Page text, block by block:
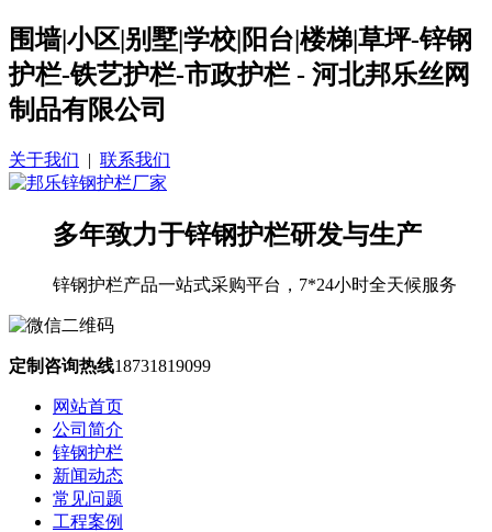
围墙|小区|别墅|学校|阳台|楼梯|草坪-锌钢
护栏-铁艺护栏-市政护栏 - 河北邦乐丝网
制品有限公司
关于我们 | 联系我们
多年致力于锌钢护栏研发与生产
锌钢护栏产品一站式采购平台，7*24小时全天候服务
定制咨询热线18731819099
网站首页
公司简介
锌钢护栏
新闻动态
常见问题
工程案例